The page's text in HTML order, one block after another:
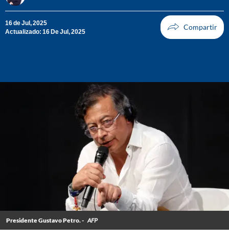
16 de Jul, 2025
Actualizado: 16 De Jul, 2025
Presidente Gustavo Petro. - AFP